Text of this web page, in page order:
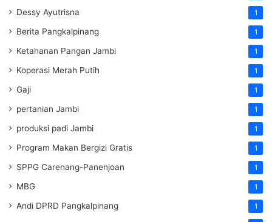
Dessy Ayutrisna 1
Berita Pangkalpinang 1
Ketahanan Pangan Jambi 1
Koperasi Merah Putih 1
Gaji 1
pertanian Jambi 1
produksi padi Jambi 1
Program Makan Bergizi Gratis 1
SPPG Carenang-Panenjoan 1
MBG 1
Andi DPRD Pangkalpinang 1